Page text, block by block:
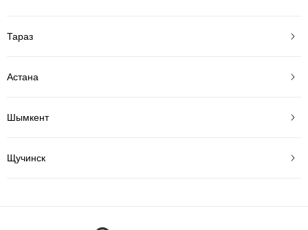
Тараз
Астана
Шымкент
Щучинск